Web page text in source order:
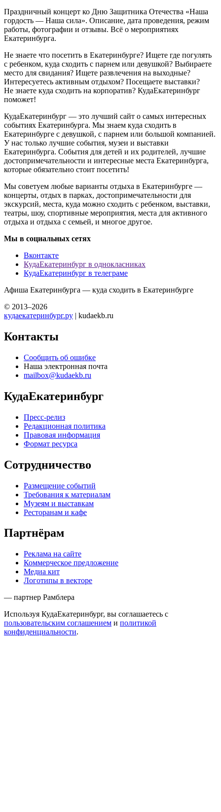
Праздничный концерт ко Дню Защитника Отечества «Наша
гордость — Наша сила». Описание, дата проведения, режим
работы, фотографии и отзывы. Всё о мероприятиях
Екатеринбурга.
Не знаете что посетить в Екатеринбурге? Ищете где погулять
с ребенком, куда сходить с парнем или девушкой? Выбираете
место для свидания? Ищете развлечения на выходные?
Интересуетесь активным отдыхом? Посещаете выставки?
Не знаете куда сходить на корпоратив? КудаЕкатеринбург
поможет!
КудаЕкатеринбург — это лучший сайт о самых интересных
событиях Екатеринбурга. Мы знаем куда сходить в
Екатеринбурге с девушкой, с парнем или большой компанией.
У нас только лучшие события, музеи и выставки
Екатеринбурга. События для детей и их родителей, лучшие
достопримечательности и интересные места Екатеринбурга,
которые обязательно стоит посетить!
Мы советуем любые варианты отдыха в Екатеринбурге —
концерты, отдых в парках, достопримечательности для
экскурсий, места, куда можно сходить с ребенком, выставки,
театры, шоу, спортивные мероприятия, места для активного
отдыха и отдыха с семьей, и многое другое.
Мы в социальных сетях
Вконтакте
КудаЕкатеринбург в однокласниках
КудаЕкатеринбург в телеграме
Афиша Екатеринбурга — куда сходить в Екатеринбурге
© 2013–2026
кудаекатеринбург.ру | kudaekb.ru
Контакты
Сообщить об ошибке
Наша электронная почта
mailbox@kudaekb.ru
КудаЕкатеринбург
Пресс-релиз
Редакционная политика
Правовая информация
Формат ресурса
Сотрудничество
Размещение событий
Требования к материалам
Музеям и выставкам
Ресторанам и кафе
Партнёрам
Реклама на сайте
Коммерческое предложение
Медиа кит
Логотипы в векторе
— партнер Рамблера
Используя КудаЕкатеринбург, вы соглашаетесь с
пользовательским соглашением и политикой
конфиденциальности.